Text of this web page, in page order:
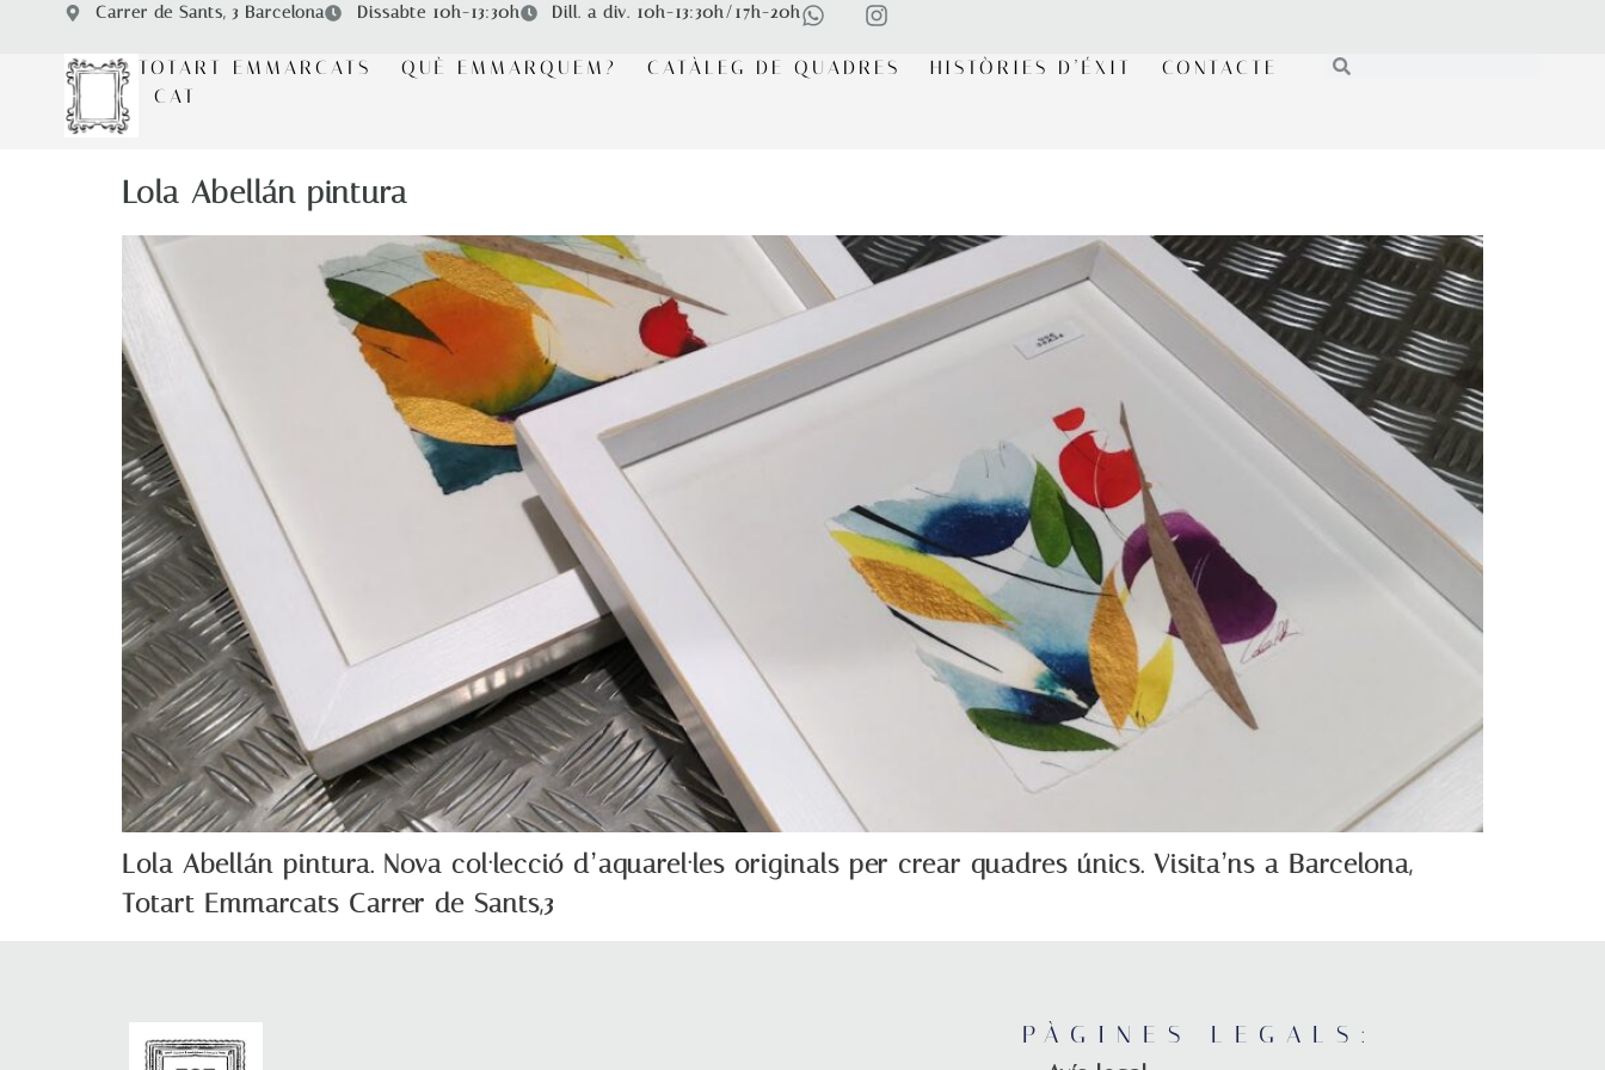
Carrer de Sants, 3 Barcelona Dissabte 10h-13:30h Dill. a div. 10h-13:30h/17h-20h
TOTART EMMARCATS QUÈ EMMARQUEM? CATÀLEG DE QUADRES HISTÒRIES D’ÉXIT
CONTACTE
CAT
Lola Abellán pintura
Lola Abellán pintura. Nova col·lecció d’aquarel·les originals per crear quadres únics. Visita’ns a Barcelona,
Totart Emmarcats Carrer de Sants,3
PÀGINES LEGALS: